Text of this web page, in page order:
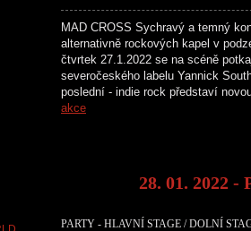
MAD CROSS Sychravý a temný
alternativně rockových kapel v
čtvrtek 27.1.2022 se na scéně
severočeského labelu Yannick
poslední - indie rock představí
akce
28. 01. 2022 -
PARTY - HLAVNÍ STAGE / DOLNÍ